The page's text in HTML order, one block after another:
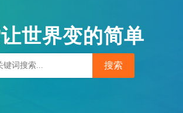
世界变的简单